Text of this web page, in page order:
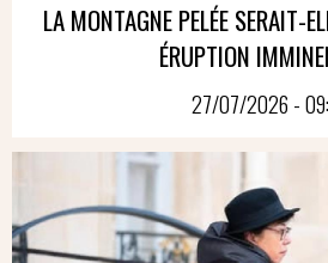
LA MONTAGNE PELÉE SERAIT-
ÉRUPTION
27/07/2026 -